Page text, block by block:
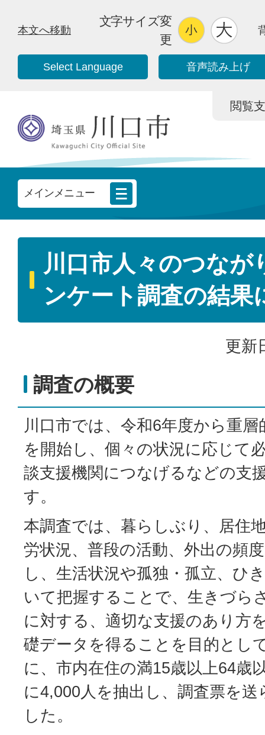
本文へ移動
文字サイズ変
更
Select Language 音声読み上げ
閲覧
メインメニュー
川口市人々のつなが
ンケート調査の結果
更新
調査の概要
川口市では、令和6年度から重
を開始し、個々の状況に応じて
談支援機関につなげるなどの支
す。
本調査では、暮らしぶり、居住
労状況、普段の活動、外出の頻
し、生活状況や孤独・孤立、ひ
いて把握することで、生きづら
に対する、適切な支援のあり方
礎データを得ることを目的とし
に、市内在住の満15歳以上64歳
に4,000人を抽出し、調査票を
した。